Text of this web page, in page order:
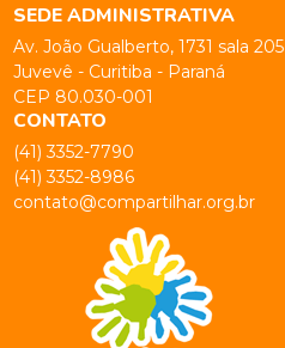
SEDE ADMINISTRATIVA
Av. João Gualberto, 1731 sala 205
Juvevê - Curitiba - Paraná
CEP 80.030-001
CONTATO
(41) 3352-7790
(41) 3352-8986
contato@compartilhar.org.br